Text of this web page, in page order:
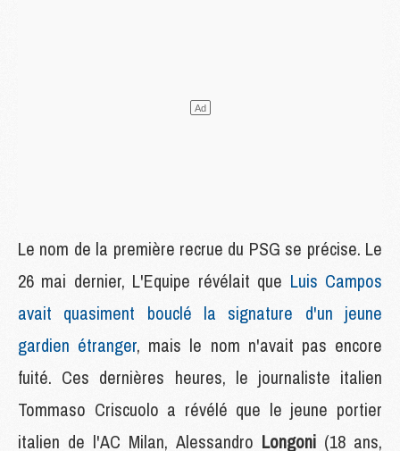
Le nom de la première recrue du PSG se précise. Le
26 mai dernier, L'Equipe révélait que Luis Campos
avait quasiment bouclé la signature d'un jeune
gardien étranger, mais le nom n'avait pas encore
fuité. Ces dernières heures, le journaliste italien
Tommaso Criscuolo a révélé que le jeune portier
italien de l'AC Milan, Alessandro Longoni (18 ans,